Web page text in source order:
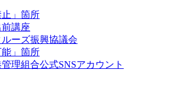
止」箇所
講座
ーズ振興協議会
能」箇所
理組合公式SNSアカウント